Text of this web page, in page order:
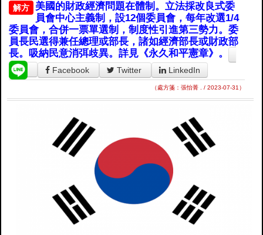
解方
美國的財政經濟問題在體制。立法採改良式委
員會中心主義制，設12個委員會，每年改選1/4
委員會，合併一票單選制，制度性引進第三勢力。委
員長民選得兼任總理或部長，諸如經濟部長或財政部
長。吸納民意消弭歧異。詳見《永久和平憲章》。
Facebook Twitter LinkedIn
（處方箋：張怡菁 . / 2023-07-31）